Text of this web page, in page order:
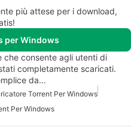
più attese per i download,
per Windows
che consente agli utenti di
completamente scaricati.
da…
Torrent Per Windows
Per Windows